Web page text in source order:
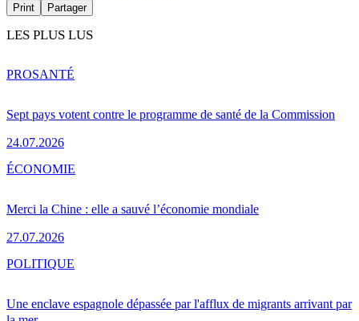
Print Partager
LES PLUS LUS
Sept pays votent contre le programme de santé de la Commission
24.07.2026
PROSANTÉ
Merci la Chine : elle a sauvé l’économie mondiale
27.07.2026
ÉCONOMIE
Une enclave espagnole dépassée par l'afflux de migrants arrivant par
POLITIQUE